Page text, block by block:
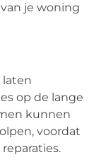
je woning
laten
op de lange
kunnen
voordat